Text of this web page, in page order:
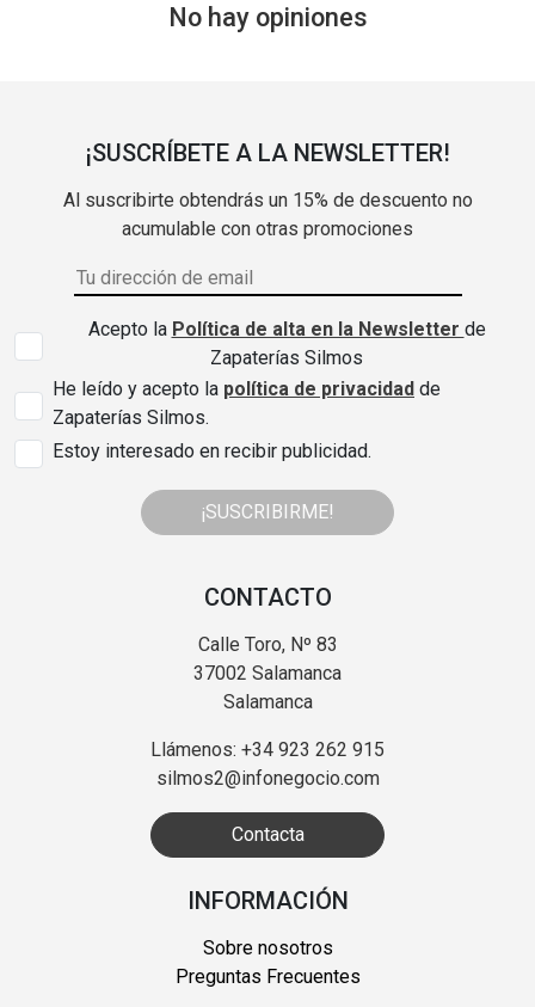
No hay opiniones
¡SUSCRÍBETE A LA NEWSLETTER!
Al suscribirte obtendrás un 15% de descuento no
acumulable con otras promociones
Acepto la Política de alta en la Newsletter de
Zapaterías Silmos
He leído y acepto la política de privacidad de
Zapaterías Silmos.
Estoy interesado en recibir publicidad.
¡SUSCRIBIRME!
CONTACTO
Calle Toro, Nº 83
37002 Salamanca
Salamanca
Llámenos: +34 923 262 915
silmos2@infonegocio.com
Contacta
INFORMACIÓN
Sobre nosotros
Preguntas Frecuentes